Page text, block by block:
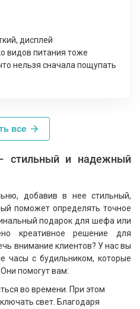
дисплей
видов питания тоже
нельзя сначала пощупать
предоплата, пришлось
все
стильный и надежный
добавив в нее стильный,
поможет определять точное
подарок для шефа или
креативное решение для
внимание клиентов? У нас вы
часы с будильником, которые
помогут вам:
во времени. При этом
свет. Благодаря